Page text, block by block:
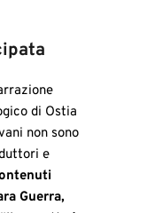
di Ostia
non sono
solo fruitori ma anche produttori e
Guerra,